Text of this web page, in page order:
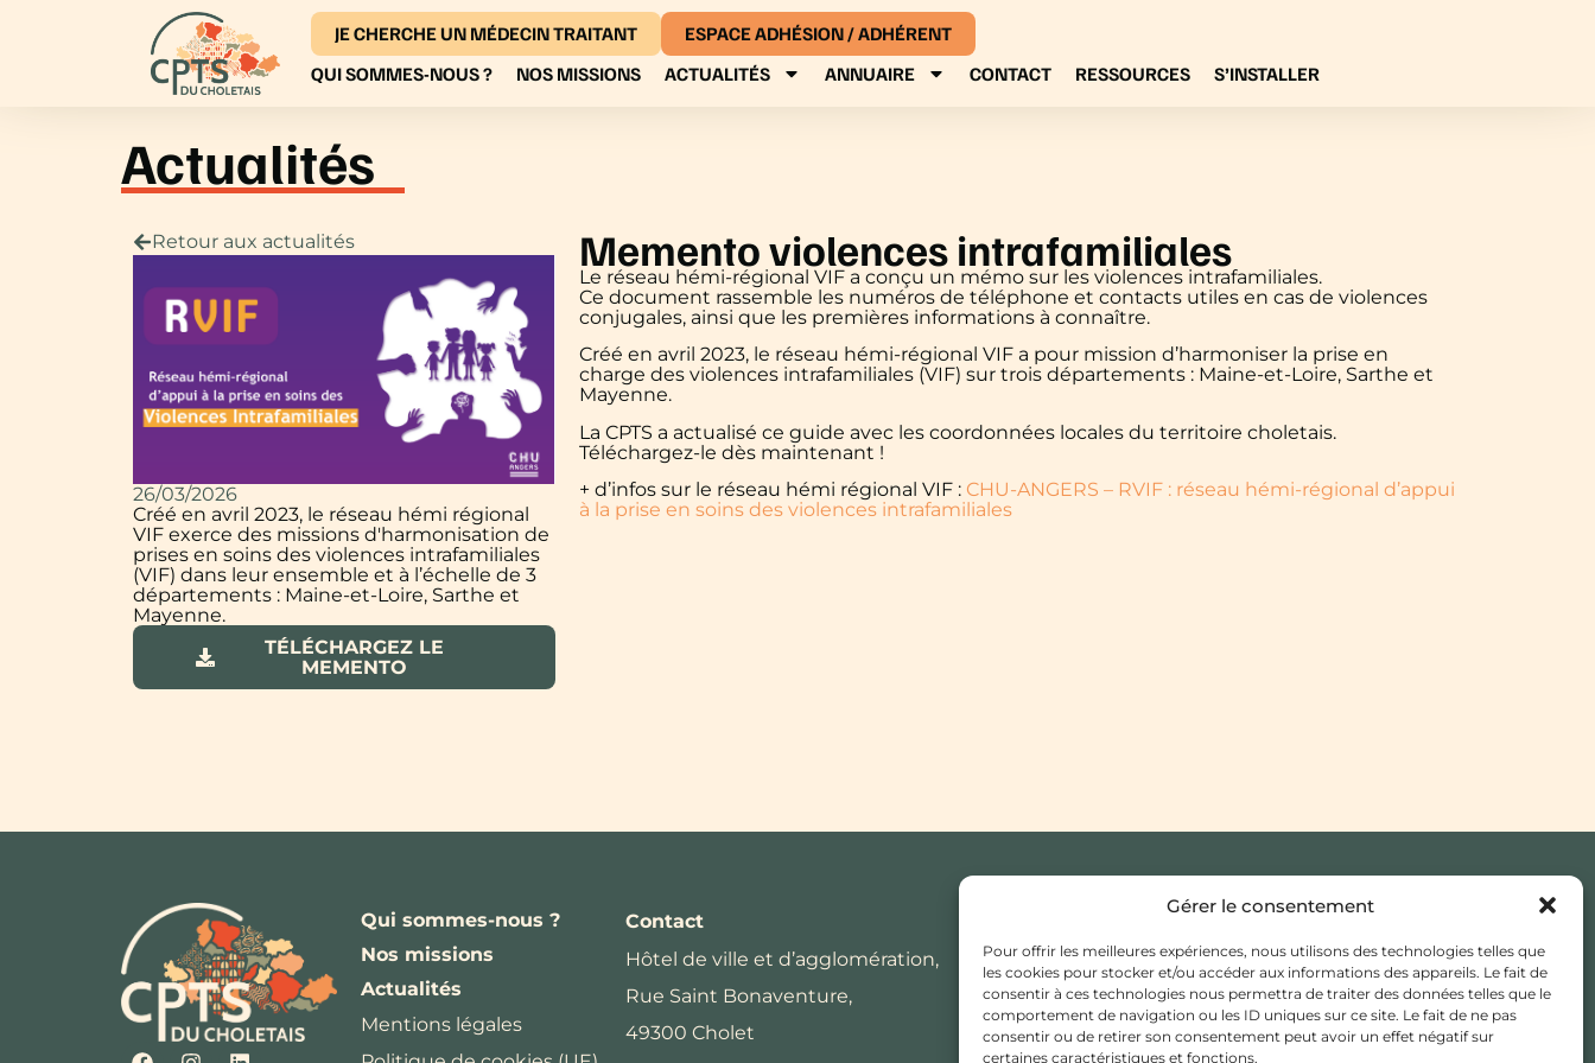
Gérer le consentement
Pour offrir les meilleures expériences, nous utilisons des technologies telles que
les cookies pour stocker et/ou accéder aux informations des appareils. Le fait de
consentir à ces technologies nous permettra de traiter des données telles que le
comportement de navigation ou les ID uniques sur ce site. Le fait de ne pas
consentir ou de retirer son consentement peut avoir un effet négatif sur
certaines caractéristiques et fonctions.
JE CHERCHE UN MÉDECIN TRAITANT
ESPACE ADHÉSION / ADHÉRENT
QUI SOMMES-NOUS ?
NOS MISSIONS ACTUALITÉS ANNUAIRE CONTACT RESSOURCES S’INSTALLER
Actualités
Retour aux actualités
26/03/2026
Créé en avril 2023, le réseau hémi régional
VIF exerce des missions d'harmonisation de
prises en soins des violences intrafamiliales
(VIF) dans leur ensemble et à l’échelle de 3
départements : Maine-et-Loire, Sarthe et
Mayenne.
TÉLÉCHARGEZ LE
MEMENTO
Memento violences intrafamiliales
Le réseau hémi-régional VIF a conçu un mémo sur les violences intrafamiliales.
Ce document rassemble les numéros de téléphone et contacts utiles en cas de violences
conjugales, ainsi que les premières informations à connaître.
Créé en avril 2023, le réseau hémi-régional VIF a pour mission d’harmoniser la prise en
charge des violences intrafamiliales (VIF) sur trois départements : Maine-et-Loire, Sarthe et
Mayenne.
La CPTS a actualisé ce guide avec les coordonnées locales du territoire choletais.
Téléchargez-le dès maintenant !
+ d’infos sur le réseau hémi régional VIF : CHU-ANGERS – RVIF : réseau hémi-régional d’appui
à la prise en soins des violences intrafamiliales
Qui sommes-nous ?
Nos missions
Actualités
Mentions légales
Contact
Hôtel de ville et d’agglomération,
Rue Saint Bonaventure,
49300 Cholet
ESPACE ADHÉSION /
ADHÉRENT